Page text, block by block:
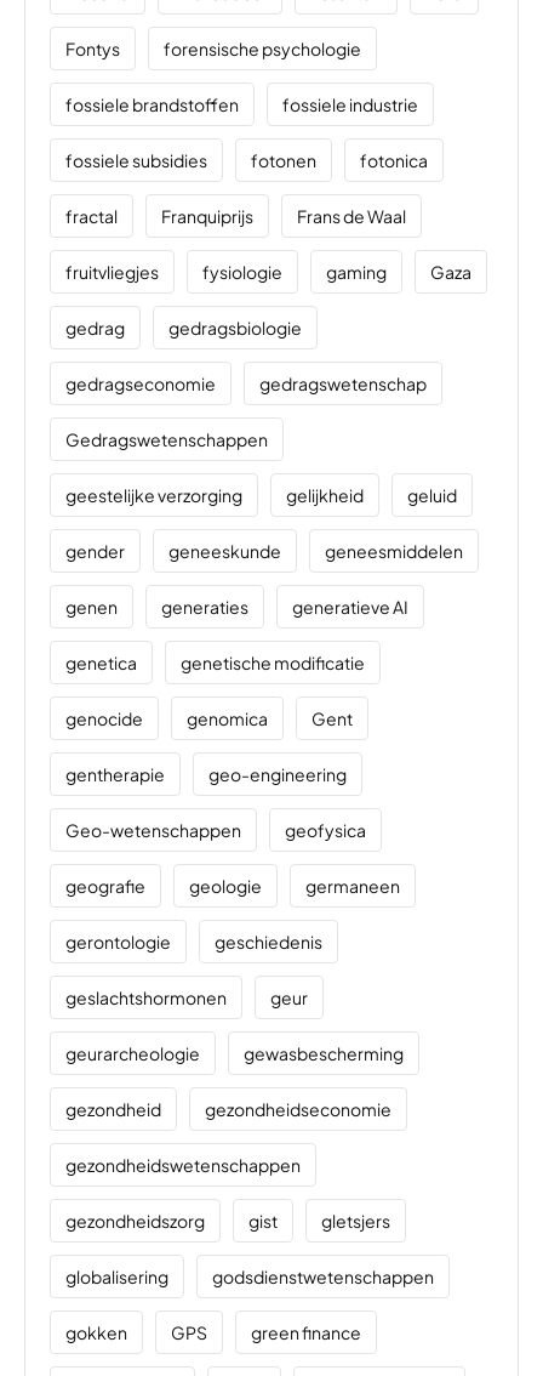
Fontys forensische psychologie
fossiele brandstoffen fossiele industrie
fossiele subsidies fotonen fotonica
fractal Franquiprijs Frans de Waal
fruitvliegjes fysiologie gaming Gaza
gedrag gedragsbiologie
gedragseconomie gedragswetenschap
Gedragswetenschappen
geestelijke verzorging gelijkheid geluid
gender geneeskunde geneesmiddelen
genen generaties generatieve AI
genetica genetische modificatie
genocide genomica Gent
gentherapie geo-engineering
Geo-wetenschappen geofysica
geografie geologie germaneen
gerontologie geschiedenis
geslachtshormonen geur
geurarcheologie gewasbescherming
gezondheid gezondheidseconomie
gezondheidswetenschappen
gezondheidszorg gist gletsjers
globalisering godsdienstwetenschappen
gokken GPS green finance